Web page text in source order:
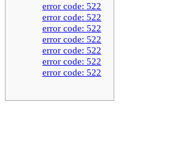
error code: 522
error code: 522
error code: 522
error code: 522
error code: 522
error code: 522
error code: 522